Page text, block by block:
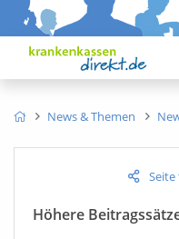
News & Themen
Seite